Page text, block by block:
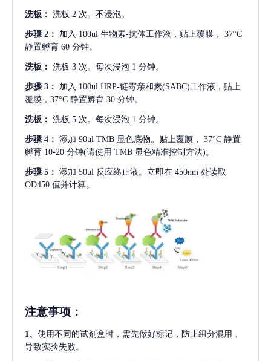
洗板： 洗板 2 次。不浸泡。
步骤 2： 加入 100ul 生物素-抗体工作液，贴上覆膜， 37°C
静置孵育 60 分钟。
洗板： 洗板 3 次。每次浸泡 1 分钟。
步骤 3： 加入 100ul HRP-链霉亲和素(SABC)工作液，贴上
覆膜，37°C 静置孵育 30 分钟。
洗板： 洗板 5 次。每次浸泡 1 分钟。
步骤 4： 添加 90ul TMB 显色底物。贴上覆膜， 37°C 静置
孵育 10-20 分钟(请使用 TMB 显色精准控制方法)。
步骤 5： 添加 50ul 反应终止液。立即在 450nm 处读取
OD450 值并计算。
注意事项 ：
1、 使用不同的试剂盒时，需先做好标记，防止组分混用，
导致实验失败。